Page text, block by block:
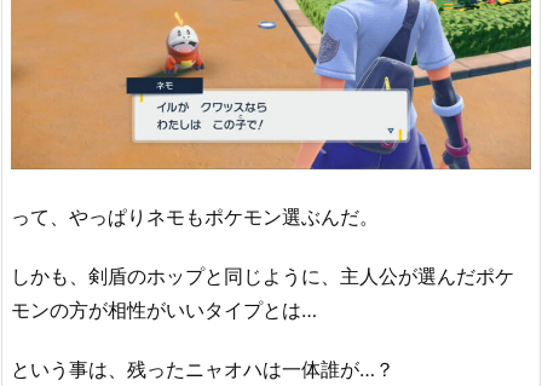
って、やっぱりネモもポケモン選ぶんだ。
しかも、剣盾のホップと同じように、主人公が選んだポケ
モンの方が相性がいいタイプとは…
という事は、残ったニャオハは一体誰が…？